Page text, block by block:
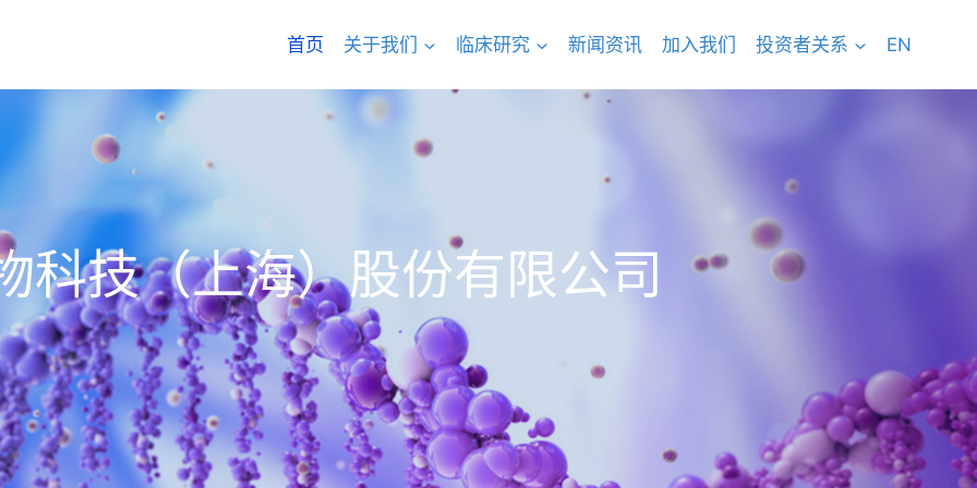
首页 关于我们 临床研究 新闻资讯 加入我们 投资者关系 EN
科技（上海）股份有限公司